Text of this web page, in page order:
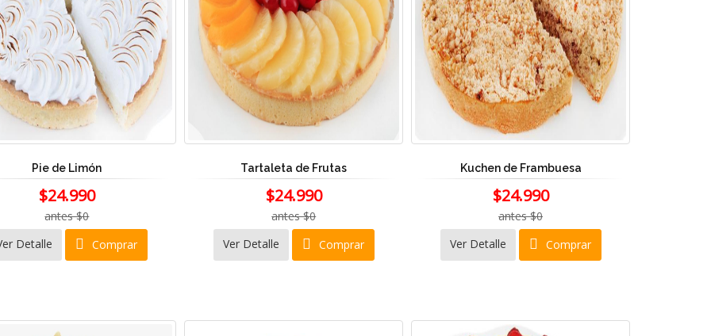
Pie de Limón
$24.990
antes $0
Detalle
Comprar
Tartaleta de Frutas
$24.990
antes $0
Ver Detalle
Comprar
Kuchen de Frambuesa
$24.990
antes $0
Ver Detalle
Comprar